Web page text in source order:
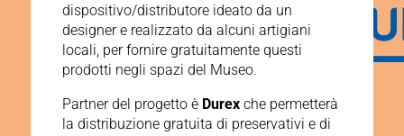
dispositivo/distributore ideato da un
designer e realizzato da alcuni artigiani
locali, per fornire gratuitamente questi
prodotti negli spazi del Museo.
Partner del progetto è Durex che permetterà
la distribuzione gratuita di preservativi e di